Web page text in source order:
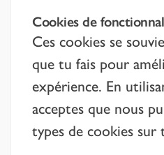
Cookies de
Ces cookies se
que tu fais pour
expérience. En
acceptes que nous
types de cookies sur